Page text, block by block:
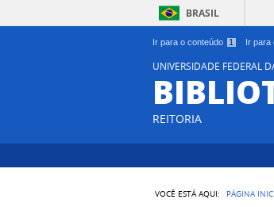
Ir para o conteúdo 1 Ir para
BRASIL
UNIVERSIDADE FEDERAL
REITORIA
VOCÊ ESTÁ AQUI: PÁGINA